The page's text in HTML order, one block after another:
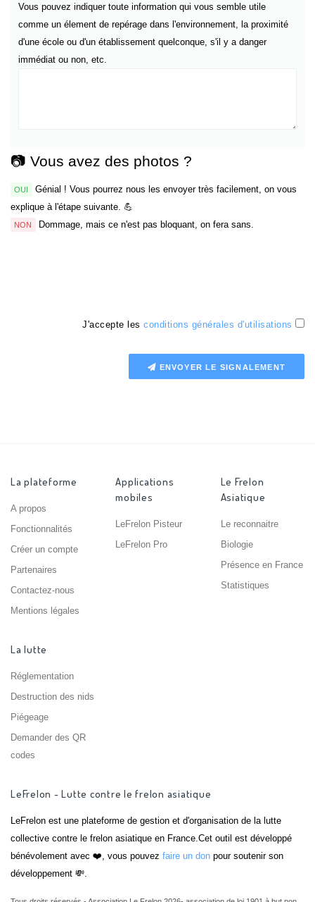
Vous pouvez indiquer toute information qui vous semble utile
comme un élement de repérage dans l'environnement, la proximité
d'une école ou d'un établissement quelconque, s'il y a danger
immédiat ou non, etc.
📷 Vous avez des photos ?
OUI
Génial ! Vous pourrez nous les envoyer très facilement, on vous
explique à l'étape suivante. 💪
NON Dommage, mais ce n'est pas bloquant, on fera sans.
J'accepte les conditions générales d'utilisations
ENVOYER LE SIGNALEMENT
La plateforme
A propos
Fonctionnalités
Créer un compte
Partenaires
Contactez-nous
Mentions légales
Applications
mobiles
LeFrelon Pisteur
LeFrelon Pro
Le Frelon
Asiatique
Le reconnaitre
Biologie
Présence en France
Statistiques
La lutte
Réglementation
Destruction des nids
Piégeage
Demander des QR
codes
LeFrelon - Lutte contre le frelon asiatique
LeFrelon est une plateforme de gestion et d'organisation de la lutte
collective contre le frelon asiatique en France.Cet outil est développé
bénévolement avec ❤️, vous pouvez faire un don pour soutenir son
développement 💸.